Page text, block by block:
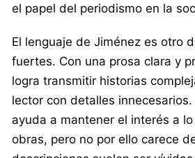
el papel del periodismo en la
El lenguaje de Jiménez es otro
fuertes. Con una prosa clara y
logra transmitir historias
lector con detalles
ayuda a mantener el interés a
obras, pero no por ello carece